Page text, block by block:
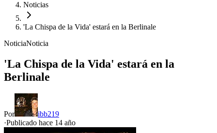
Noticias
'La Chispa de la Vida' estará en la Berlinale
NoticiaNoticia
'La Chispa de la Vida' estará en la
Berlinale
Por
ibb219
·Publicado hace 14 año